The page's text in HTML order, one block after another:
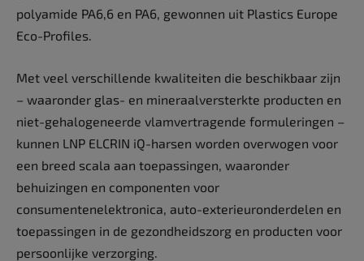
polyamide PA6,6 en PA6, gewonnen uit Plastics Europe
Eco-Profiles.
Met veel verschillende kwaliteiten die beschikbaar zijn
– waaronder glas- en mineraalversterkte producten en
niet-­gehalogeneerde vlamvertragende formuleringen –
kunnen LNP ELCRIN iQ-harsen worden overwogen voor
een breed scala aan toepassingen, waaronder
behuizingen en componenten voor
consumentenelektronica, auto-exterieuronderdelen en
toepassingen in de gezondheidszorg en producten voor
persoonlijke verzorging.